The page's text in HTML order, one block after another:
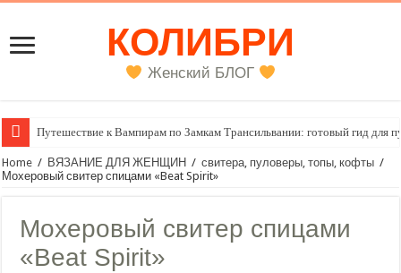
КОЛИБРИ
Женский БЛОГ
Путешествие к Вампирам по Замкам Трансильвании: готовый гид для
Home / ВЯЗАНИЕ ДЛЯ ЖЕНЩИН / свитера, пуловеры, топы, кофты /
Мохеровый свитер спицами «Beat Spirit»
Мохеровый свитер спицами
«Beat Spirit»